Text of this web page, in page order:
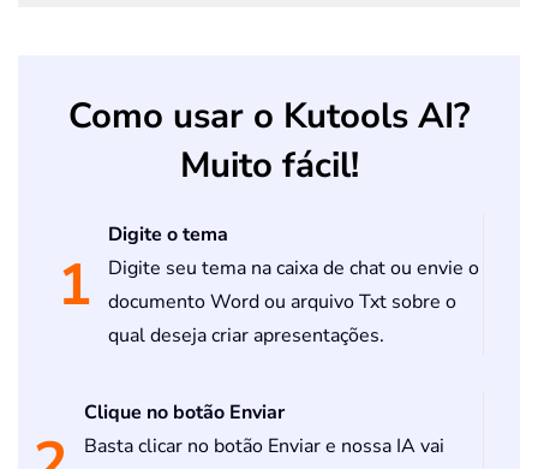
Como usar o Kutools AI?
Muito fácil!
1
Digite o tema
Digite seu tema na caixa de chat ou envie o
documento Word ou arquivo Txt sobre o
qual deseja criar apresentações.
Clique no botão Enviar
Basta clicar no botão Enviar e nossa IA vai